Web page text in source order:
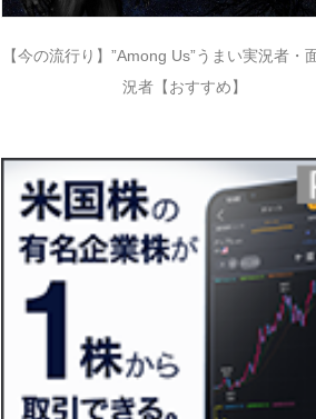
【今の流行り】”Among Us”うまい実況者・
況者【おすすめ】